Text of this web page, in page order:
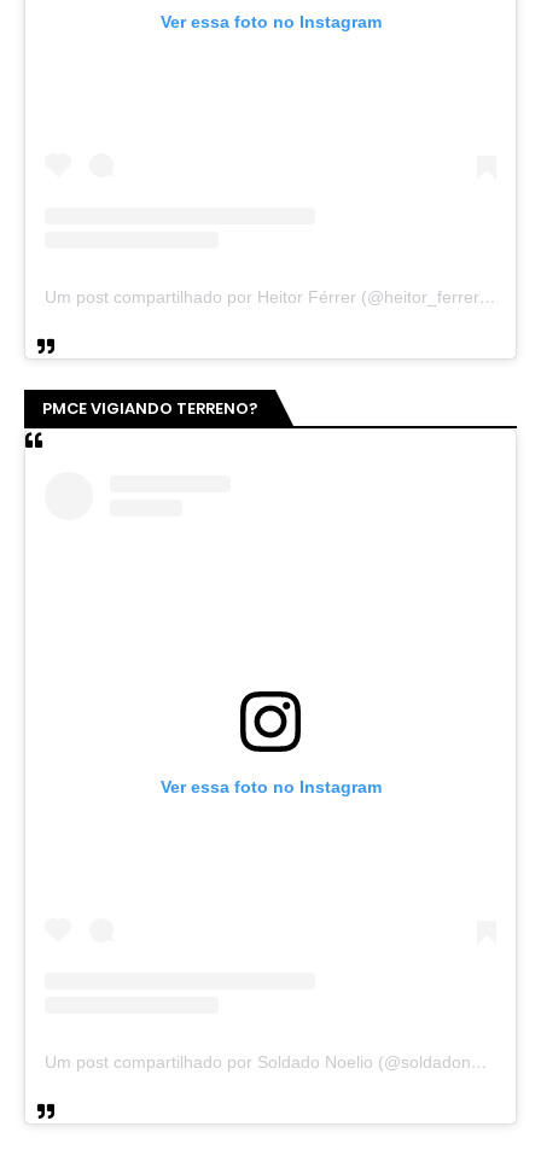
Ver essa foto no Instagram
Um post compartilhado por Heitor Férrer (@heitor_ferrer77)
PMCE VIGIANDO TERRENO?
Ver essa foto no Instagram
Um post compartilhado por Soldado Noelio (@soldadonoelio)